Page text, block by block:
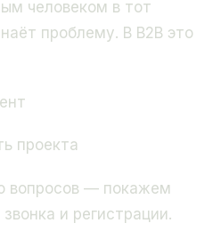
человеком в тот
проблему. В B2B это
проекта
вопросов — покажем
и регистрации.